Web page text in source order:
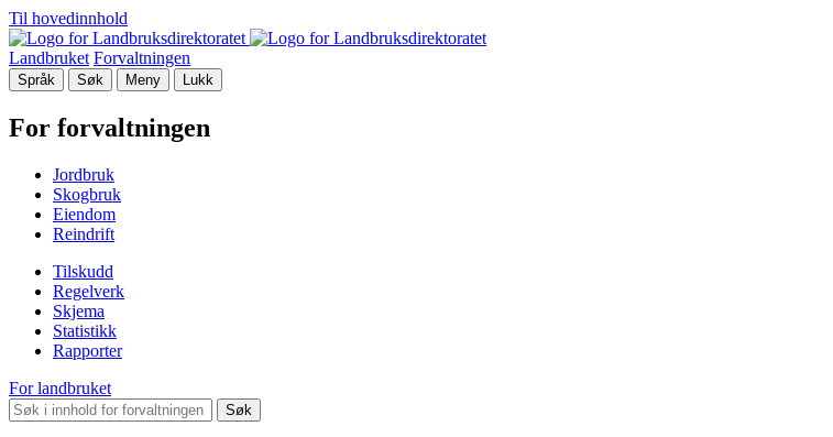
Til hovedinnhold
Landbruket Forvaltningen
Språk Søk Meny Lukk
For forvaltningen
Jordbruk
Skogbruk
Eiendom
Reindrift
Tilskudd
Regelverk
Skjema
Statistikk
Rapporter
For landbruket
Søk